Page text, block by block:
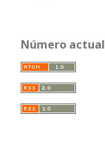
Número actual